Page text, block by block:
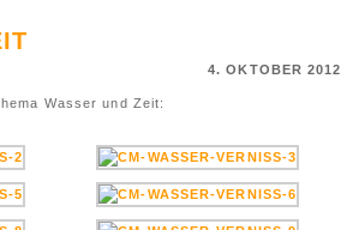
4. OKTOBER 2012
Wasser und Zeit: